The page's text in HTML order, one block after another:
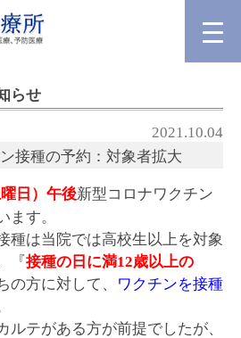
らせ
2021.10.04
接種の予約：対象者拡大
日）午後新型コロナワクチン
す。
種は当院では高校生以上を対象
『接種の日に満12歳以上の
の方に対して、
ワクチンを接種
ルテがある方が前提でしたが、